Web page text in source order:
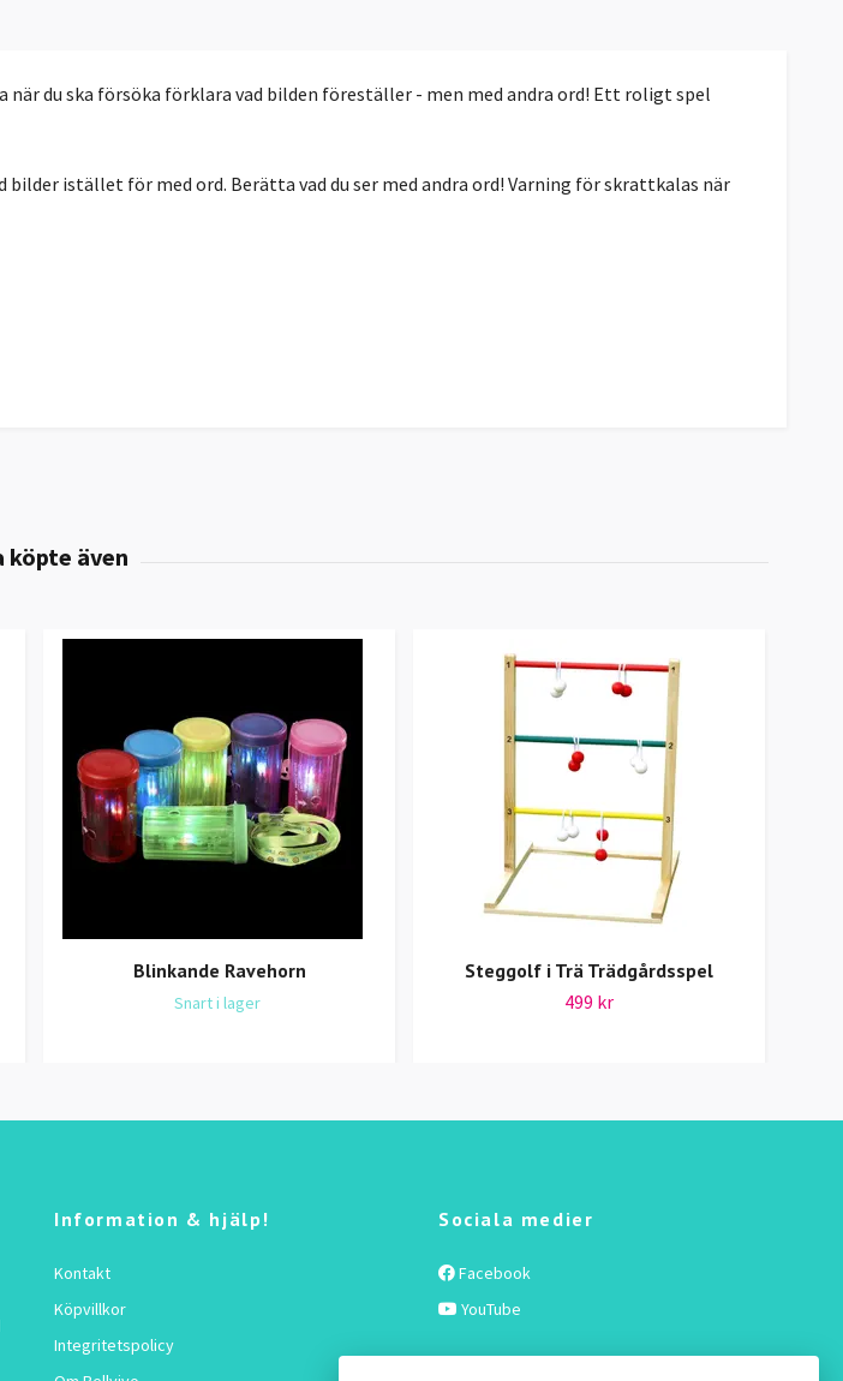
du ska försöka förklara vad bilden föreställer - men med andra ord! Ett roligt spel
bilder istället för med ord. Berätta vad du ser med andra ord! Varning för skrattkalas när
Blinkande Ravehorn
Snart i lager
Steggolf i Trä Trädgårdsspel
499 kr
Information & hjälp!
Kontakt
Köpvillkor
Integritetspolicy
Sociala medier
Facebook
YouTube